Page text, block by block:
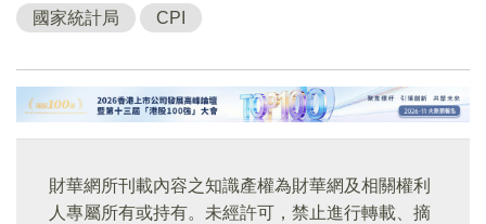
國家統計局 CPI
財華網所刊載內容之知識產權為財華網及相關權利
人專屬所有或持有。未經許可，禁止進行轉載、摘